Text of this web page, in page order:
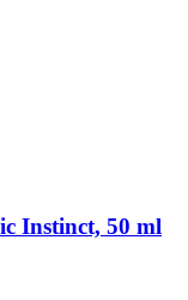
Instinct, 50 ml